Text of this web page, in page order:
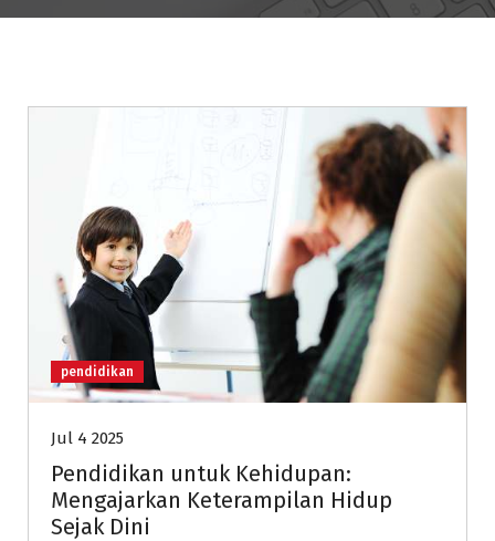
pendidikan
Jul 4 2025
Pendidikan untuk Kehidupan:
Mengajarkan Keterampilan Hidup
Sejak Dini